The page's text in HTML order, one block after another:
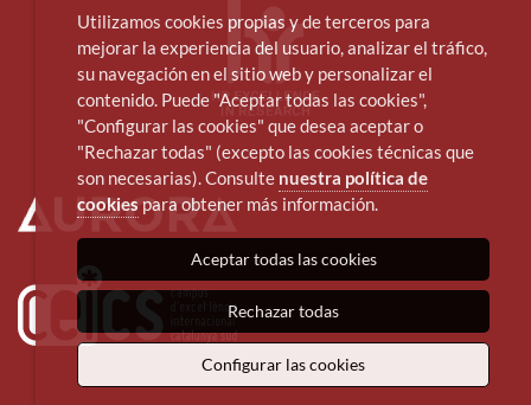
Utilizamos cookies propias y de terceros para
mejorar la experiencia del usuario, analizar el tráfico,
su navegación en el sitio web y personalizar el
contenido. Puede "Aceptar todas las cookies",
"Configurar las cookies" que desea aceptar o
"Rechazar todas" (excepto las cookies técnicas que
son necesarias). Consulte nuestra política de
cookies para obtener más información.
Aceptar todas las cookies
Rechazar todas
Configurar las cookies